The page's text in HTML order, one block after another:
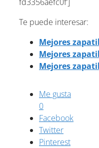
Te puede interesar:
Mejores
Mejores
Mejores
Me gusta
0
Facebook
Twitter
Pinterest